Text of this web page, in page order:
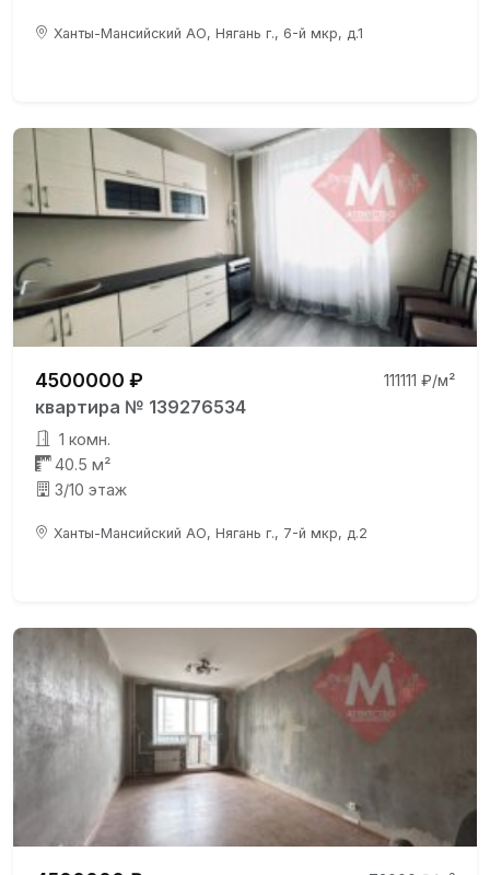
Ханты-Мансийский АО, Нягань г., 6-й мкр, д.1
4500000 ₽ 111111 ₽/м²
квартира № 139276534
1 комн.
40.5 м²
3/10 этаж
Ханты-Мансийский АО, Нягань г., 7-й мкр, д.2